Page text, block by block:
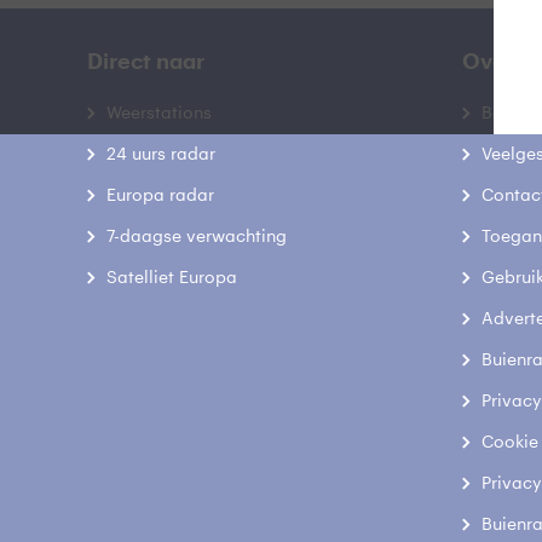
Direct naar
Weerstations
24 uurs radar
Europa radar
7-daagse verwachting
Satelliet Europa
Over